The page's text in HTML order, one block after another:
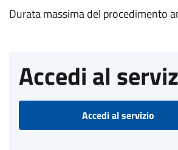
Durata massima del procedimento
Accedi al
Accedi al servizio